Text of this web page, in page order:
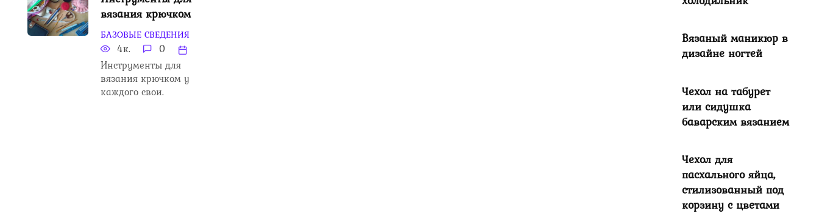
вязания крючком
БАЗОВЫЕ СВЕДЕНИЯ
4к.
0
Инструменты для
вязания крючком у
каждого свои.
Вязаный маникюр в
дизайне ногтей
Чехол на табурет
или сидушка
баварским вязанием
Чехол для
пасхального яйца,
стилизованный под
корзину с цветами